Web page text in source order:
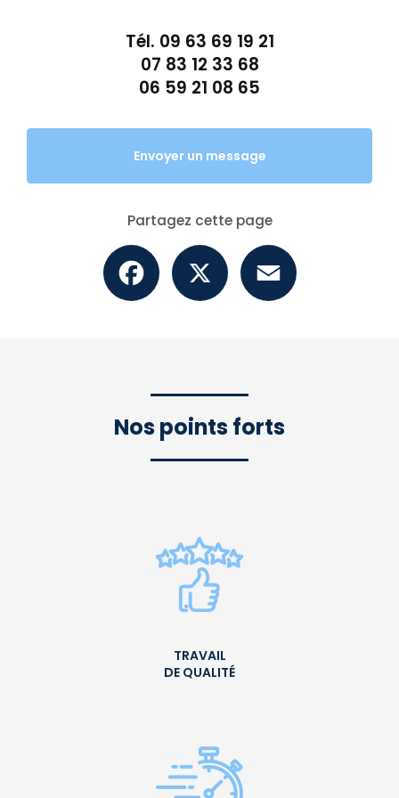
Tél. 09 63 69 19 21
07 83 12 33 68
06 59 21 08 65
Envoyer un message
Partagez cette page
Facebook
Nos points forts
TRAVAIL
DE QUALITÉ